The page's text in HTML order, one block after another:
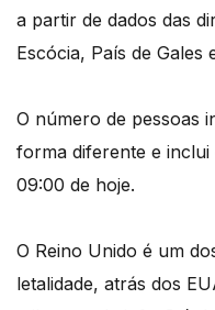
a partir de dados das
Escócia, País de Gales
O número de pessoas
forma diferente e inclui
09:00 de hoje.
O Reino Unido é um
letalidade, atrás dos